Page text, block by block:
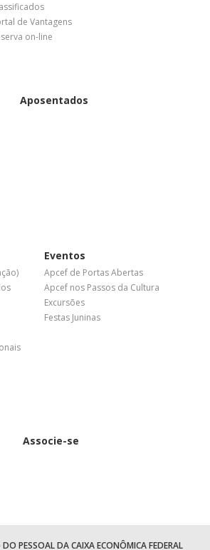
de Vantagens
on-line
Aposentados
Eventos
Apcef de Portas Abertas
Apcef nos Passos da Cultura
Excursões
Festas Juninas
Associe-se
PESSOAL DA CAIXA ECONÔMICA FEDERAL